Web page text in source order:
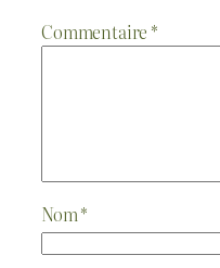
Commentaire *
Nom*